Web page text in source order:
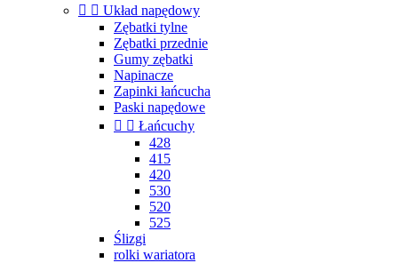
  Układ napędowy
Zębatki tylne
Zębatki przednie
Gumy zębatki
Napinacze
Zapinki łańcucha
Paski napędowe
  Łańcuchy
428
415
420
530
520
525
Ślizgi
rolki wariatora